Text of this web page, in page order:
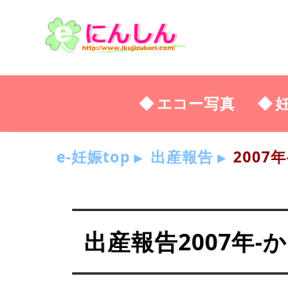
エコー写真
e-妊娠top 出産報告 2007
出産報告2007年-